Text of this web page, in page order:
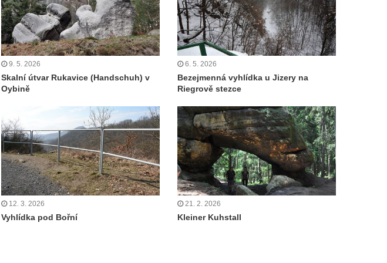
9. 5. 2026
Skalní útvar Rukavice (Handschuh) v
Oybině
6. 5. 2026
Bezejmenná vyhlídka u Jizery na
Riegrově stezce
12. 3. 2026
Vyhlídka pod Bořní
21. 2. 2026
Kleiner Kuhstall